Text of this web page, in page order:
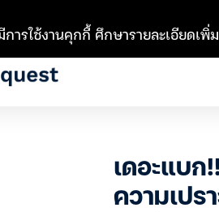
เดอะแบก
ความเปร
การใช้งานคุกกี้ ศึกษารายละเอียดเพิ่